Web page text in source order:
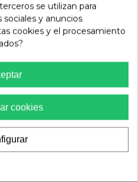
€
€
Noa Harmon
Zapato De Tacón Noa Harmon
Swan Calado Con Detalle Joya
se utilizan para
y anuncios
cookies y el procesamiento
cookies